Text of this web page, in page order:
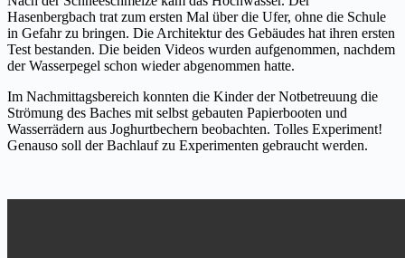
Hasenbergbach trat zum ersten Mal über die Ufer, ohne die Schule
in Gefahr zu bringen. Die Architektur des Gebäudes hat ihren ersten
Test bestanden. Die beiden Videos wurden aufgenommen, nachdem
der Wasserpegel schon wieder abgenommen hatte.
Im Nachmittagsbereich konnten die Kinder der Notbetreuung die
Strömung des Baches mit selbst gebauten Papierbooten und
Wasserrädern aus Joghurtbechern beobachten. Tolles Experiment!
Genauso soll der Bachlauf zu Experimenten gebraucht werden.